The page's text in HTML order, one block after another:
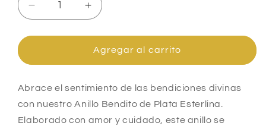
Reducir
cantidad
para
Bendito
Plata
de
Ley
Aumentar
cantidad
para
Anillo
Bendito
Plata
de
Ley
Agregar al carrito
Abrace el sentimiento de las bendiciones divinas
con nuestro Anillo Bendito de Plata Esterlina.
Elaborado con amor y cuidado, este anillo se